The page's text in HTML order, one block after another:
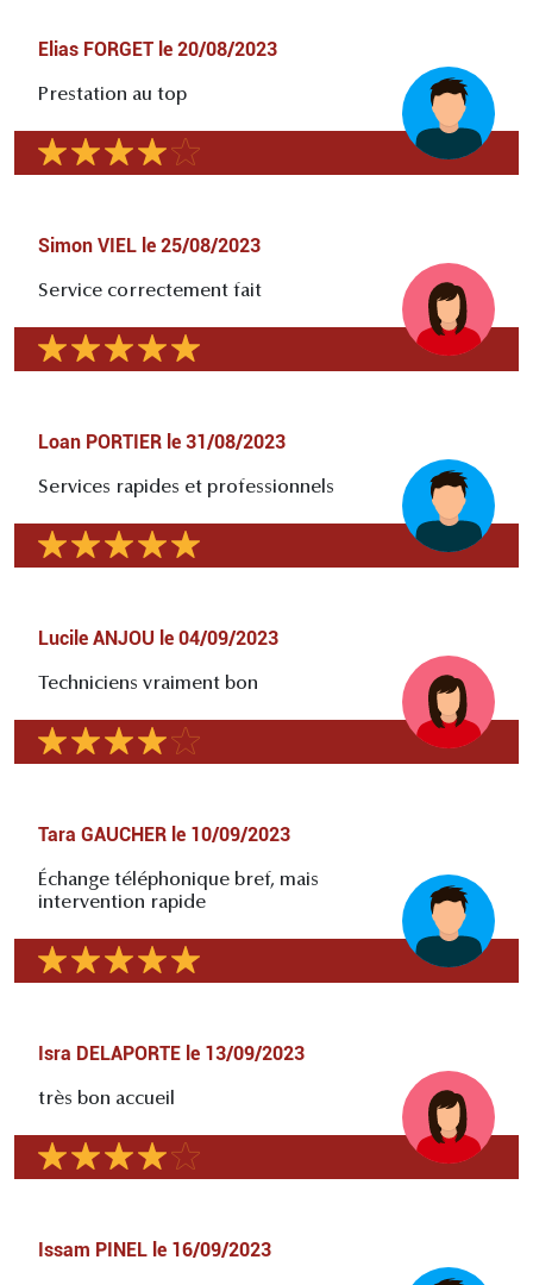
Elias FORGET le 20/08/2023
Prestation au top
Simon VIEL le 25/08/2023
Service correctement fait
Loan PORTIER le 31/08/2023
Services rapides et professionnels
Lucile ANJOU le 04/09/2023
Techniciens vraiment bon
Tara GAUCHER le 10/09/2023
Échange téléphonique bref, mais
intervention rapide
Isra DELAPORTE le 13/09/2023
très bon accueil
Issam PINEL le 16/09/2023